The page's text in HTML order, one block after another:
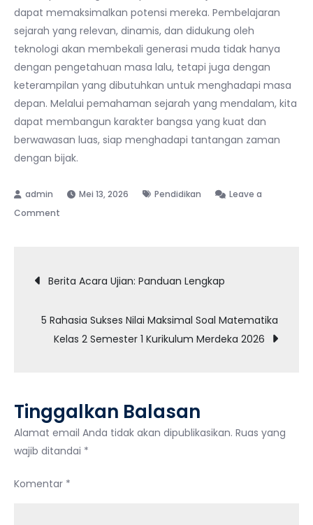
dapat memaksimalkan potensi mereka. Pembelajaran
sejarah yang relevan, dinamis, dan didukung oleh
teknologi akan membekali generasi muda tidak hanya
dengan pengetahuan masa lalu, tetapi juga dengan
keterampilan yang dibutuhkan untuk menghadapi masa
depan. Melalui pemahaman sejarah yang mendalam, kita
dapat membangun karakter bangsa yang kuat dan
berwawasan luas, siap menghadapi tantangan zaman
dengan bijak.
Mei 13, 2026 Pendidikan
Leave a
Comment
Pilihan
Kelas
11
Navigasi
pos
Berita Acara Ujian: Panduan Lengkap
5 Rahasia Sukses Nilai Maksimal Soal Matematika
Kelas 2 Semester 1 Kurikulum Merdeka 2026
Tinggalkan Balasan
Alamat email Anda tidak akan dipublikasikan. Ruas yang
wajib ditandai *
Komentar *